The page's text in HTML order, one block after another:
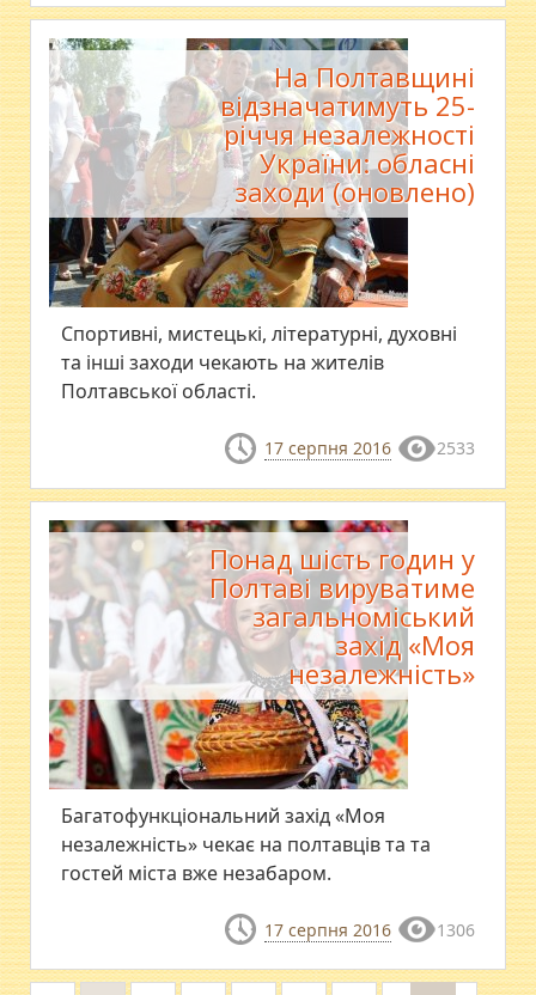
На Полтавщині
відзначатимуть 25-
річчя незалежності
України: обласні
заходи (оновлено)
Спортивні, мистецькі, літературні, духовні
та інші заходи чекають на жителів
Полтавської області.
17 серпня 2016 2533
Понад шість годин у
Полтаві вируватиме
загальноміський
захід «Моя
незалежність»
Багатофункціональний захід «Моя
незалежність» чекає на полтавців та та
гостей міста вже незабаром.
17 серпня 2016 1306